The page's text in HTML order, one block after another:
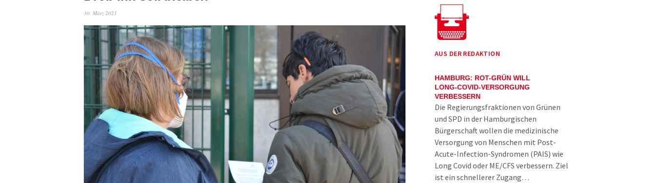
30. März 2021
AUS DER REDAKTION
HAMBURG: ROT-GRÜN WILL
LONG-COVID-VERSORGUNG
VERBESSERN
Die Regierungsfraktionen von Grünen
und SPD in der Hamburgischen
Bürgerschaft wollen die medizinische
Versorgung von Menschen mit Post-
Acute-Infection-Syndromen (PAIS) wie
Long Covid oder ME/CFS verbessern. Ziel
ist ein schnellerer Zugang…